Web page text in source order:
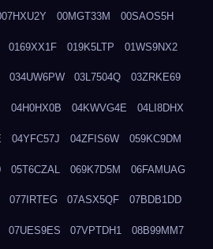
00MGT33M 00SAOS5H
0169XX1F 019K5LTP 01WS9NX2
034UW6PW 03L7504Q 03ZRKE69
04H0HX0B 04KWVG4E 04LI8DHX
04YFC57J 04ZFIS6W 059KC9DM
05T6CZAL 069K7D5M 06FAMUAG
077IRTEG 07ASX5QF 07BDB1DD
07UES9ES 07VPTDH1 08B99MM7